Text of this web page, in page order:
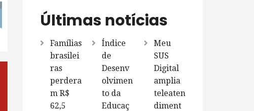
Últimas notícias
Famílias
brasilei
ras
perdera
m R$
62,5
Índice
de
Desenv
olvimen
to da
Educaç
Meu
SUS
Digital
amplia
teleaten
diment